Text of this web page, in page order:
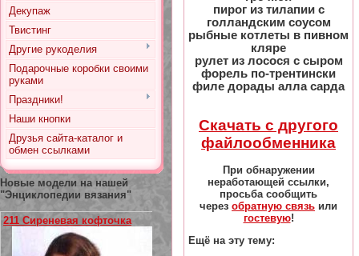
Декупаж
Твистинг
Другие рукоделия
Подарочные коробки своими
руками
Праздники!
Наши кнопки
Друзья сайта-каталог и
обмен ссылками
Новые модели на нашей
"Энциклопедии вязания"
211 Сиреневая кофточка
пирог из тилапии с
голландским соусом
рыбные котлеты в пивном
кляре
рулет из лосося с сыром
форель по-трентински
филе дорады алла сарда
Скачать с другого
файлообменника
При обнаружении
неработающей ссылки,
просьба сообщить
через обратную связь или
гостевую!
Ещё на эту тему: